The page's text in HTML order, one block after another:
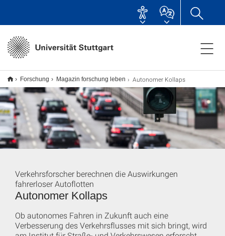
Forschung Magazin forschung leben Autonomer Kollaps
Autonomer Kollaps
Verkehrsforscher berechnen die Auswirkungen
fahrerloser Autoflotten
Ob autonomes Fahren in Zukunft auch eine
Verbesserung des Verkehrsflusses mit sich bringt, wird